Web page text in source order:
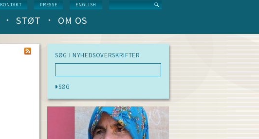
KONTAKT PRESSE ENGLISH
STØT OM OS
SØG I NYHEDSOVERSKRIFTER